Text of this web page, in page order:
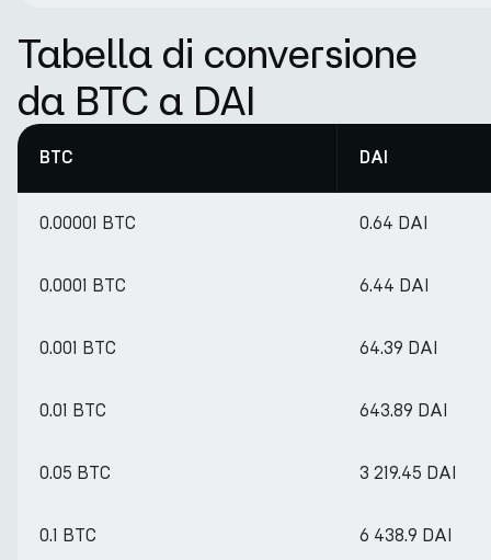
Tabella di conversione
da BTC a DAI
BTC DAI
0.00001 BTC 0.64 DAI
0.0001 BTC 6.44 DAI
0.001 BTC 64.39 DAI
0.01 BTC 643.89 DAI
0.05 BTC 3 219.45 DAI
0.1 BTC 6 438.9 DAI